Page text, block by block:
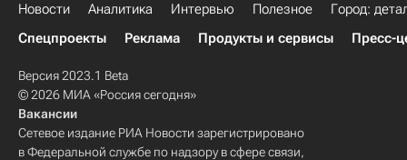
Новости Аналитика Интервью Полезное
Город:
Спецпроекты
Реклама Продукты и сервисы Пресс-
Версия 2023.1 Beta
© 2026 МИА «Россия сегодня»
Вакансии
Сетевое издание РИА Новости зарегистрировано
в Федеральной службе по надзору в сфере связи,